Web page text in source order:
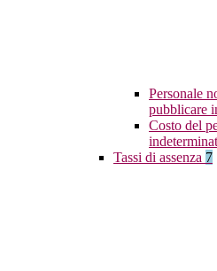
Personale
pubblicare
Costo del
Tassi di assenza 7